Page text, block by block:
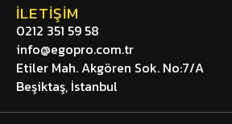
İLETIŞIM
0212 351 59 58
info@egopro.com.tr
Etiler Mah. Akgören Sok. No:7/A
Beşiktaş, İstanbul